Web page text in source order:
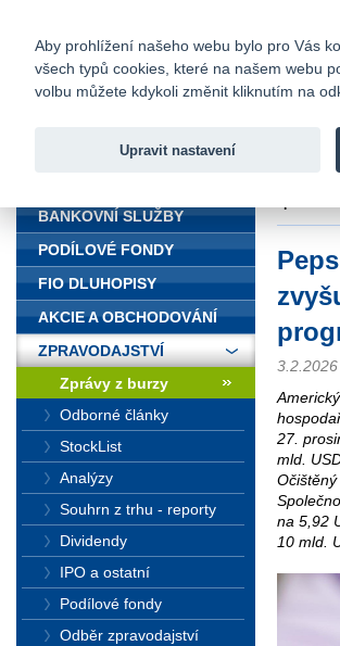
Fio banka
27.
mld.
na 5,92
10 mld.
BANKOVNÍ SLUŽBY
PODÍLOVÉ FONDY
FIO DLUHOPISY
AKCIE A OBCHODOVÁNÍ
ZPRAVODAJSTVÍ
Zprávy z burzy
Odborné články
StockList
Analýzy
Souhrn z trhu - reporty
Dividendy
IPO a ostatní
Podílové fondy
Odběr zpravodajství
Aby prohlížení našeho webu bylo pro Vás
všech typů cookies, které na našem webu
volbu můžete kdykoli změnit kliknutím na
Upravit nastavení